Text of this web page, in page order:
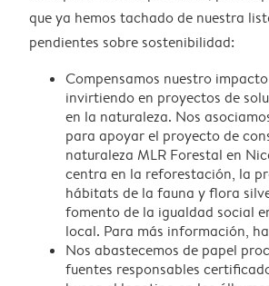
que ya hemos tachado de nuestra
pendientes sobre sostenibilidad:
Compensamos nuestro
invirtiendo en proyectos de
en la naturaleza. Nos
para apoyar el proyecto de
naturaleza MLR Forestal en
centra en la reforestación, la
hábitats de la fauna y flora
fomento de la igualdad social
local. Para más información,
Nos abastecemos de papel
fuentes responsables